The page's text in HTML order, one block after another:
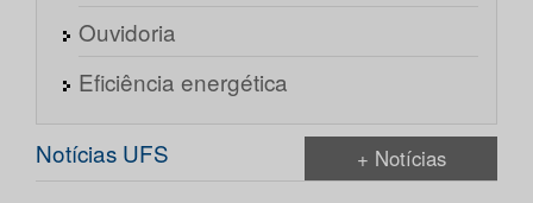
Ouvidoria
Eficiência energética
Notícias UFS + Notícias